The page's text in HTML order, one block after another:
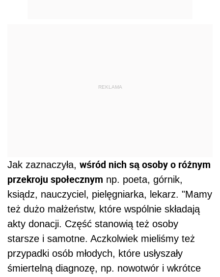
REKLAMA
Jak zaznaczyła, wśród nich są osoby o różnym
przekroju społecznym np. poeta, górnik,
ksiądz, nauczyciel, pielęgniarka, lekarz. "Mamy
też dużo małżeństw, które wspólnie składają
akty donacji. Część stanowią też osoby
starsze i samotne. Aczkolwiek mieliśmy też
przypadki osób młodych, które usłyszały
śmiertelną diagnozę, np. nowotwór i wkrótce